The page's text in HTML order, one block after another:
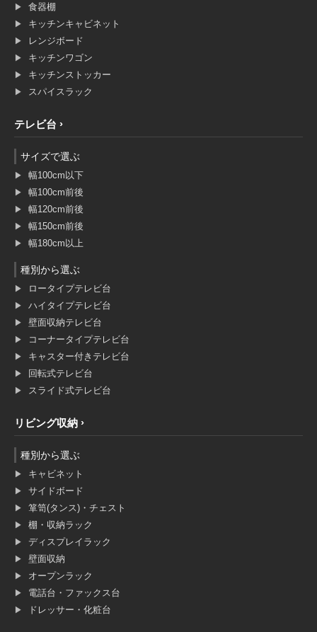
食器棚
キッチンキャビネット
レンジボード
キッチンワゴン
キッチンストッカー
スパイスラック
テレビ台
サイズで選ぶ
幅100cm以下
幅100cm前後
幅120cm前後
幅150cm前後
幅180cm以上
種別から選ぶ
ロータイプテレビ台
ハイタイプテレビ台
壁面収納テレビ台
コーナータイプテレビ台
キャスター付きテレビ台
回転式テレビ台
スライド式テレビ台
リビング収納
種別から選ぶ
キャビネット
サイドボード
箪笥(タンス)・チェスト
棚・収納ラック
ディスプレイラック
壁面収納
オープンラック
電話台・ファックス台
ドレッサー・化粧台